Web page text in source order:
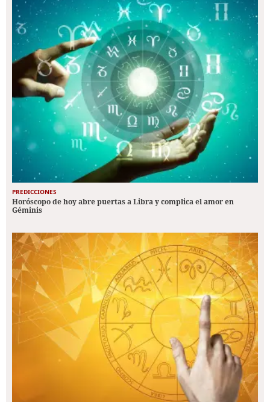
PREDICCIONES
Horóscopo de hoy abre puertas a Libra y complica el amor en
Géminis